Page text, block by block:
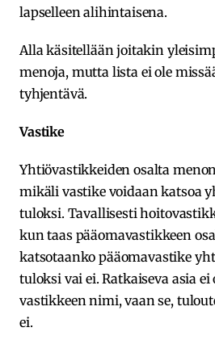
lapselleen alihintaisena.
Alla käsitellään joitakin
menoja, mutta lista ei ole
tyhjentävä.
Vastike
Yhtiövastikkeiden osalta
mikäli vastike voidaan katsoa
tuloksi. Tavallisesti
kun taas pääomavastikkeen
katsotaanko pääomavastike
tuloksi vai ei. Ratkaiseva asia
vastikkeen nimi, vaan se,
ei.